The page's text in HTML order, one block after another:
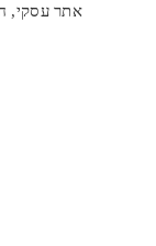
אתר עסקי,